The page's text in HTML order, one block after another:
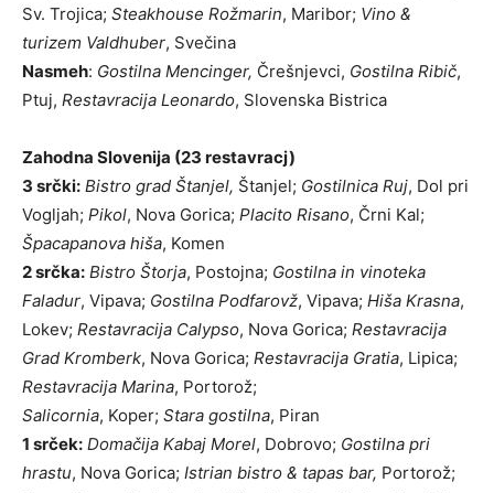
Sv. Trojica; Steakhouse Rožmarin, Maribor; Vino &
turizem Valdhuber, Svečina
Nasmeh: Gostilna Mencinger, Črešnjevci, Gostilna Ribič,
Ptuj, Restavracija Leonardo, Slovenska Bistrica
Zahodna Slovenija (23 restavracj)
3 srčki: Bistro grad Štanjel, Štanjel; Gostilnica Ruj, Dol pri
Vogljah; Pikol, Nova Gorica; Placito Risano, Črni Kal;
Špacapanova hiša, Komen
2 srčka: Bistro Štorja, Postojna; Gostilna in vinoteka
Faladur, Vipava; Gostilna Podfarovž, Vipava; Hiša Krasna,
Lokev; Restavracija Calypso, Nova Gorica; Restavracija
Grad Kromberk, Nova Gorica; Restavracija Gratia, Lipica;
Restavracija Marina, Portorož;
Salicornia, Koper; Stara gostilna, Piran
1 srček: Domačija Kabaj Morel, Dobrovo; Gostilna pri
hrastu, Nova Gorica; Istrian bistro & tapas bar, Portorož;